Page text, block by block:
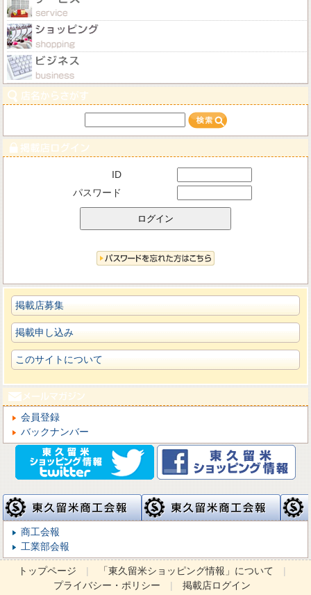
ID
パスワード
掲載店募集
掲載申し込み
このサイトについて
会員登録
バックナンバー
商工会報
工業部会報
トップページ | 「東久留米ショッピング情報」について
|
プライバシー・ポリシー
| 掲載店ログイン